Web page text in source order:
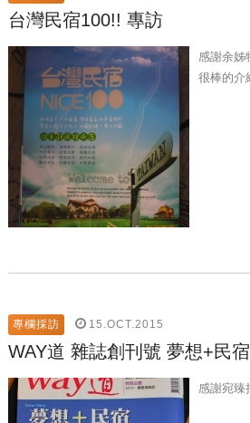
台灣民宿100!! 專訪
感謝余姊
很棒的介
專欄採訪 15.OCT.2015
WAY道 雜誌創刊號 夢想+民
感謝宛臻